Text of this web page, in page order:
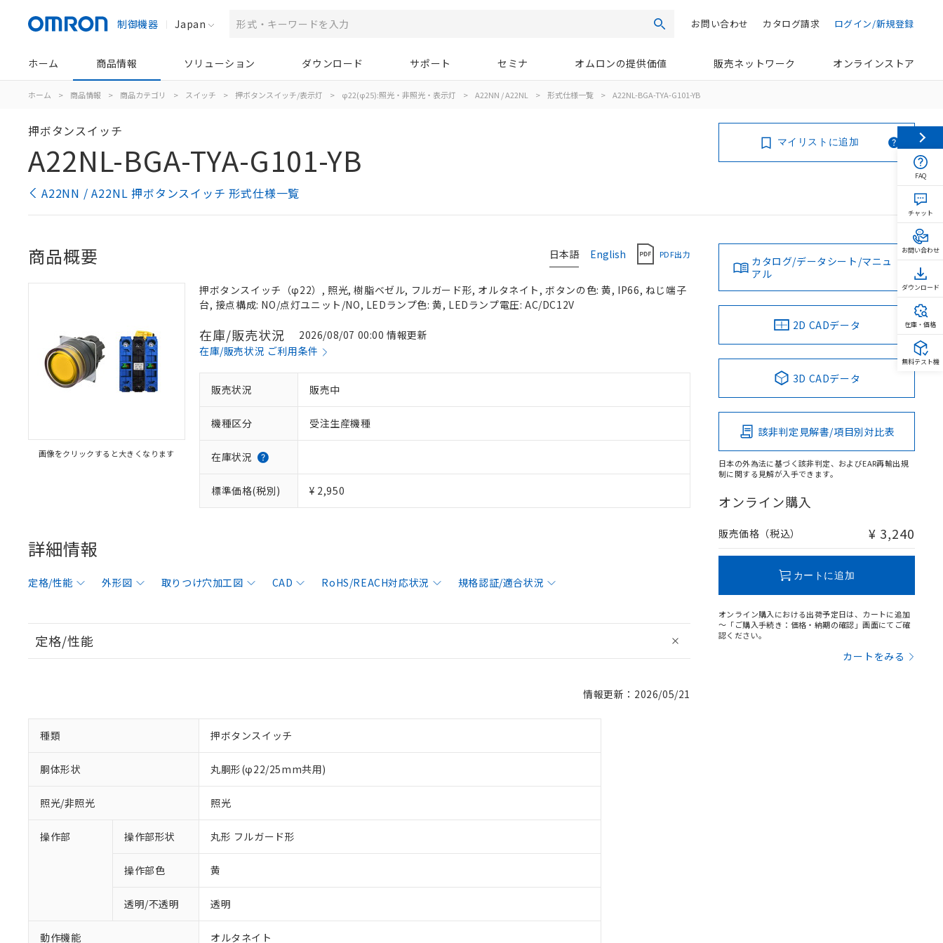
制御機器 Japan 検索 ログイン/新規登録
カタログ請求
お問い合わせ
ホーム 商品情報 ソリューション ダウンロード サポート セミナ オムロンの提供価値 販売ネットワーク オンラインストア
ホーム > 商品情報 > 商品カテゴリ > スイッチ > 押ボタンスイッチ/表示灯 > φ22(φ25):照光・非照光・表示灯 > A22NN / A22NL > 形式仕様一覧 > A22NL-BGA-TYA-G101-YB
押ボタンスイッチ
A22NL-BGA-TYA-G101-YB
A22NN / A22NL 押ボタンスイッチ 形式仕様一覧
マイリストに追加
日本語 English PDF出力
商品概要
画像をクリックすると大きくなります
押ボタンスイッチ（φ22）, 照光, 樹脂ベゼル, フルガード形, オルタネイト, ボタンの色: 黄, IP66, ねじ端子
台, 接点構成: NO/点灯ユニット/NO, LEDランプ色: 黄, LEDランプ電圧: AC/DC12V
在庫/販売状況
2026/08/07 00:00 情報更新
在庫/販売状況 ご利用条件
販売状況 販売中
機種区分 受注生産機種
在庫状況
標準価格(税別) ¥ 2,950
詳細情報
定格/性能 外形図 取りつけ穴加工図 CAD RoHS/REACH対応状況 規格認証/適合状況
定格/性能
情報更新：2026/05/21
種類 押ボタンスイッチ
胴体形状 丸胴形(φ22/25mm共用)
照光/非照光 照光
操作部 操作部形状 丸形 フルガード形
操作部色 黄
透明/不透明 透明
動作機能 オルタネイト
カタログ/データシート/マニュ
アル
2D CADデータ
3D CADデータ
該非判定見解書/項目別対比表
日本の外為法に基づく該非判定、およびEAR再輸出規
制に関する見解が入手できます。
オンライン購入
販売価格（税込） ¥ 3,240
カートに追加
オンライン購入における出荷予定日は、カートに追加
～「ご購入手続き：価格・納期の確認」画面にてご確
認ください。
カートをみる
FAQ
チャット
お問い合わせ
ダウンロード
在庫・価格
無料テスト機